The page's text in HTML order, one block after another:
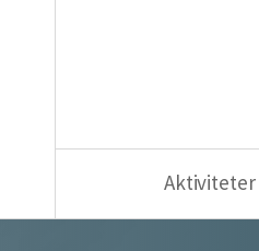
Aktiviteter